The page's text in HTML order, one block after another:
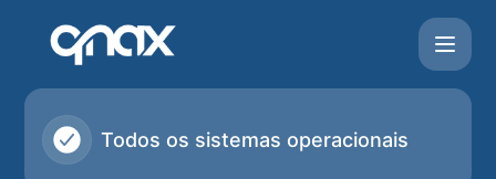
Qnax - Atendimento por Telefone – Detalhes do incidente
Todos os sistemas operacionais